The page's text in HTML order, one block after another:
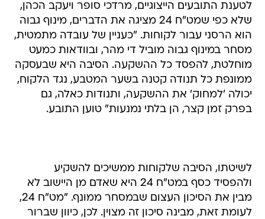
לטענת התובעים הייצוגיים, מרדכי סופר ויעקב הכהן,
שלא כפי שמט"ח 24 מציגה את הדברים, מינוף גבוה
הוא הרסני עבור לקוחות. "כעניין של עובדה מתמטית,
מסחר במינוף גבוה מוביל די מהר, ובוודאות כמעט
מוחלטת, להפסד כל ההשקעה. הסיבה היא שבעסקה
ממונפת כל תנודה קטנה בשער המטבע, נגד הלקוח,
יכולה 'למחוק' את ההשקעה, ותנודות כאלה, גם
בפרק זמן קצר, הן בלתי נמנעות" טוען התובע.
לשיטתו, הסיבה שלקוחות ממשיכים להשקיע
ולהפסיד כסף במט"ח 24 היא שאדם מן היישוב לא
מבין את הסיכון העצום שבמסחר ממונף. "מט"ח 24,
לעומת זאת, מבינה סיכון זה מצוין. לכן, כיוון שברור